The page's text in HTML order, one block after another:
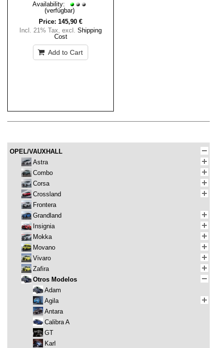
Availability:
(verfügbar)
Price: 145,90 €
Incl. 21% Tax, excl. Shipping
Cost
Add to Cart
OPEL/VAUXHALL
Astra
Combo
Corsa
Crossland
Frontera
Grandland
Insignia
Mokka
Movano
Vivaro
Zafira
Otros Modelos
Adam
Agila
Antara
Calibra A
GT
Karl